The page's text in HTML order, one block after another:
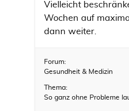
Vielleicht
Wochen auf
dann weiter.
Forum:
Gesundheit & Medizin
Thema:
So ganz ohne Probleme